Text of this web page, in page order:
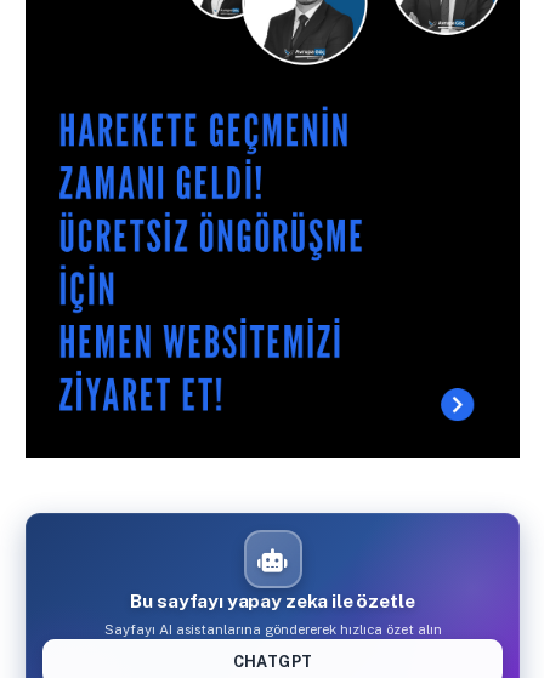
Bu sayfayı yapay zeka ile özetle
Sayfayı AI asistanlarına göndererek hızlıca özet alın
CHATGPT